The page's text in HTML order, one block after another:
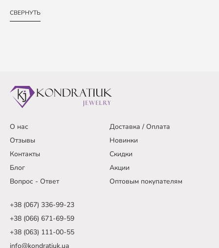
СВЕРНУТЬ
О нас
Доставка / Оплата
Отзывы
Новинки
Контакты
Скидки
Блог
Акции
Вопрос - Ответ
Оптовым покупателям
+38 (067) 336-99-23
+38 (066) 671-69-59
+38 (063) 111-00-55
info@kondratiuk.ua